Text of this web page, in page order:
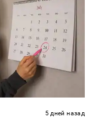
5 дней назад